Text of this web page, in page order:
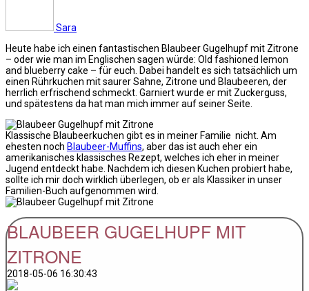
Sara
Heute habe ich einen fantastischen Blaubeer Gugelhupf mit Zitrone
– oder wie man im Englischen sagen würde: Old fashioned lemon
and blueberry cake – für euch. Dabei handelt es sich tatsächlich um
einen Rührkuchen mit saurer Sahne, Zitrone und Blaubeeren, der
herrlich erfrischend schmeckt. Garniert wurde er mit Zuckerguss,
und spätestens da hat man mich immer auf seiner Seite.
Klassische Blaubeerkuchen gibt es in meiner Familie nicht. Am
ehesten noch Blaubeer-Muffins, aber das ist auch eher ein
amerikanisches klassisches Rezept, welches ich eher in meiner
Jugend entdeckt habe. Nachdem ich diesen Kuchen probiert habe,
sollte ich mir doch wirklich überlegen, ob er als Klassiker in unser
Familien-Buch aufgenommen wird.
BLAUBEER GUGELHUPF MIT
ZITRONE
2018-05-06 16:30:43